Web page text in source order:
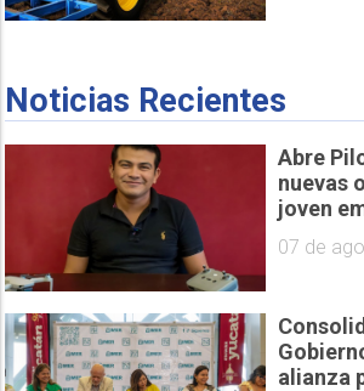
Noticias Recientes
Abre
nuevas
joven
07 de
alianza